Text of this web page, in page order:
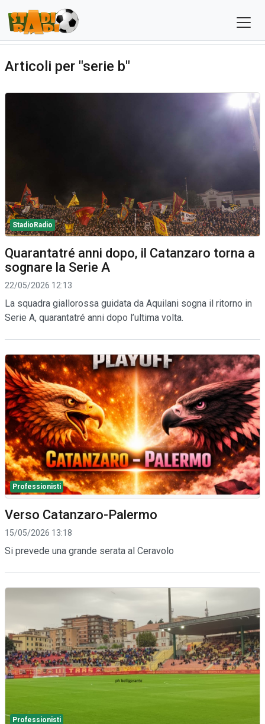
Articoli per "serie b"
StadioRadio
Quarantatré anni dopo, il Catanzaro torna a
sognare la Serie A
22/05/2026 12:13
La squadra giallorossa guidata da Aquilani sogna il ritorno in
Serie A, quarantatré anni dopo l’ultima volta.
Professionisti
Verso Catanzaro-Palermo
15/05/2026 13:18
Si prevede una grande serata al Ceravolo
Professionisti